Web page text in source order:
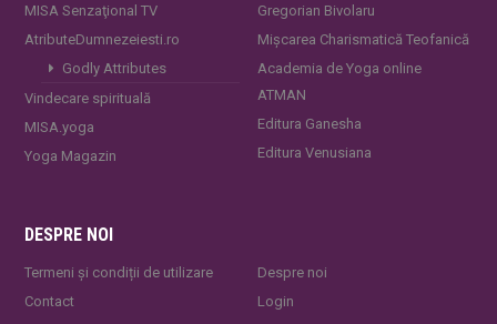
MISA Senzaţional TV
AtributeDumnezeiesti.ro
Godly Attributes
Vindecare spirituală
MISA.yoga
Yoga Magazin
Gregorian Bivolaru
Mișcarea Charismatică Teofanică
Academia de Yoga online
ATMAN
Editura Ganesha
Editura Venusiana
DESPRE NOI
Termeni și condiții de utilizare
Contact
Despre noi
Login